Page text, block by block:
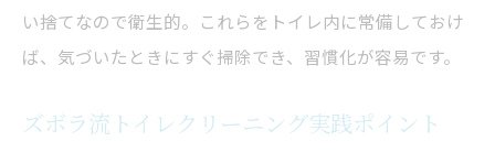
い捨てなので衛生的。これらをトイレ内に常備しておけ
ば、気づいたときにすぐ掃除でき、習慣化が容易です。
ズボラ流トイレクリーニング実践ポイント